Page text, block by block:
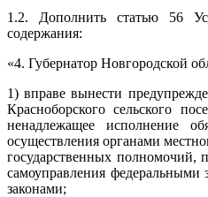
1.2. Дополнить статью 56
содержания:
«4. Губернатор Новгородской
1) вправе вынести
Красноборского сельского
ненадлежащее исполнение
осуществления органами
государственных полномочий,
самоуправления
законами;